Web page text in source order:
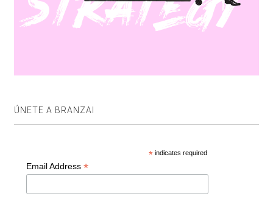
ÚNETE A BRANZAI
* indicates required
Email Address *